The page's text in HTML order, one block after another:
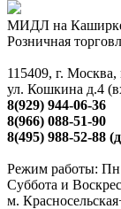
МИДЛ на
Розничная
115409, г.
ул. Кошкина д.4
8(929) 944-06-36
8(966) 088-51-90
8(495) 988-52-88
Режим работы: Пн
Суббота и
м. Красносельская